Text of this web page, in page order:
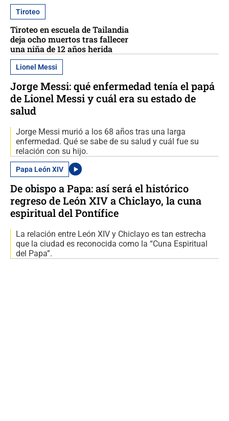
Tiroteo
Tiroteo en escuela de Tailandia
deja ocho muertos tras fallecer
una niña de 12 años herida
Lionel Messi
Jorge Messi: qué enfermedad tenía el papá
de Lionel Messi y cuál era su estado de
salud
Jorge Messi murió a los 68 años tras una larga
enfermedad. Qué se sabe de su salud y cuál fue su
relación con su hijo.
Papa León XIV
De obispo a Papa: así será el histórico
regreso de León XIV a Chiclayo, la cuna
espiritual del Pontífice
La relación entre León XIV y Chiclayo es tan estrecha
que la ciudad es reconocida como la “Cuna Espiritual
del Papa”.